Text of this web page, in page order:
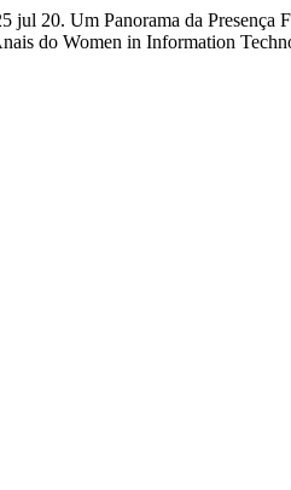
jul 20. Um Panorama da Presença
do Women in Information